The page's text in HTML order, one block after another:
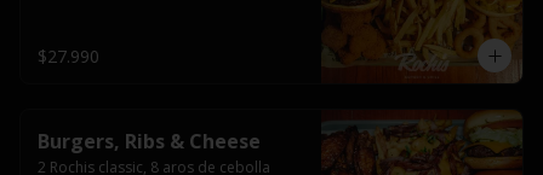
$27.990
Burgers, Ribs & Cheese
2 Rochis classic, 8 aros de cebolla